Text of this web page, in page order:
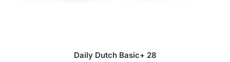
Daily Dutch Basic+ 28